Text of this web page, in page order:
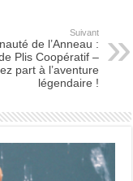
Suivant
de l’Anneau :
Plis Coopératif –
part à l’aventure
légendaire !